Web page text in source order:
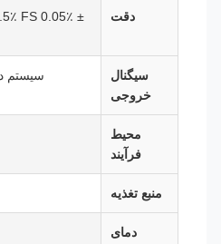
سیگنال
خروجی
محیط
فرآیند
منبع تغذیه